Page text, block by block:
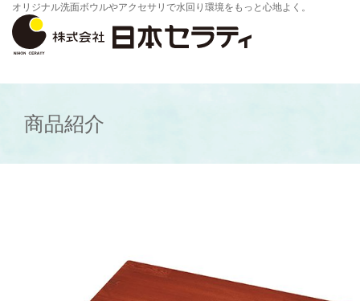
オリジナル洗面ボウルやアクセサリで水回り環境をもっと心地よく。
商品紹介